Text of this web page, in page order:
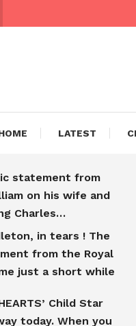
LATEST
statement from
on his wife and
Charles…
in tears ! The
from the Royal
just a short while
Child Star
today. When you